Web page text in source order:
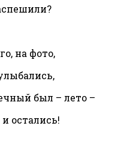
на фото,
был – лето –
остались!